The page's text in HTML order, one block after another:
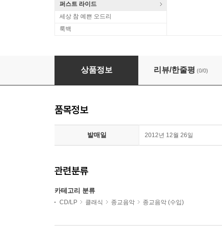
퍼스트 라이드
세상 참 예쁜 오드리
룩백
하이든 : 넬슨 미사 외
상품정보 리뷰/한줄평 (0/0)
품목정보
발매일 2012년 12월 26일
관련분류
카테고리 분류
CD/LP 클래식 종교음악 종교음악 (수입)